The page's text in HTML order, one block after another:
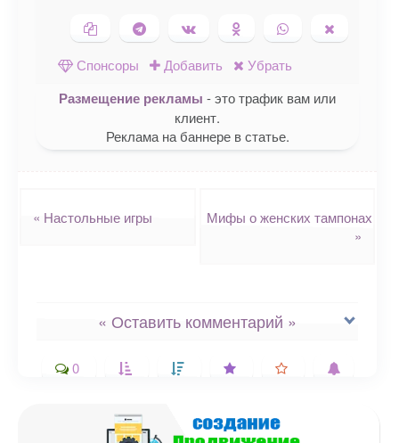
Копировать ссылкуПоделиться в Telegram
Поделиться ВКонтакте
Поделиться в
Одноклассниках
Поделиться в
WhatsApp
в X
Спонсоры
Добавить Убрать
Размещение рекламы - это трафик вам или
клиент.
Реклама на баннере в статье.
« Настольные игры
Мифы о женских тампонах
»
« Оставить комментарий »
0